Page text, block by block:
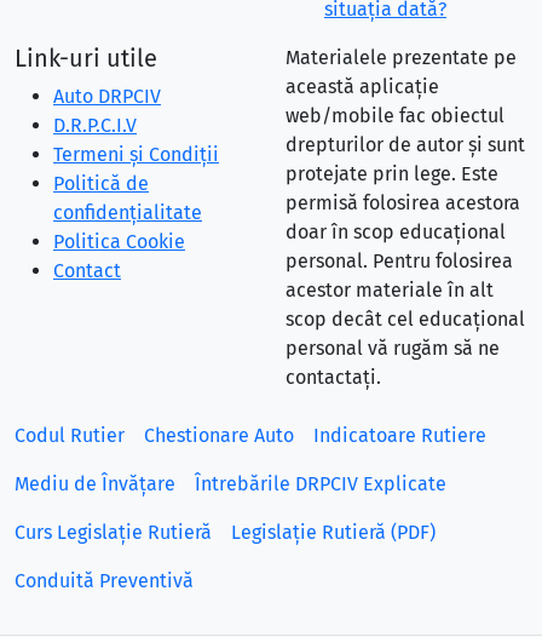
situaţia dată?
Link-uri utile
Auto DRPCIV
D.R.P.C.I.V
Termeni și Condiții
Politică de
confidențialitate
Politica Cookie
Contact
Materialele prezentate pe
această aplicație
web/mobile fac obiectul
drepturilor de autor și sunt
protejate prin lege. Este
permisă folosirea acestora
doar în scop educațional
personal. Pentru folosirea
acestor materiale în alt
scop decât cel educațional
personal vă rugăm să ne
contactați.
Codul Rutier Chestionare Auto Indicatoare Rutiere
Mediu de Învățare Întrebările DRPCIV Explicate
Curs Legislație Rutieră Legislație Rutieră (PDF)
Conduită Preventivă